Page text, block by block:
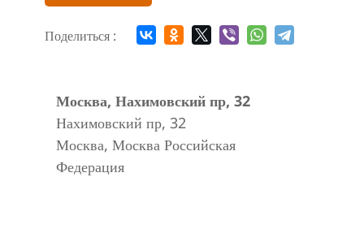
Поделиться :
Москва, Нахимовский пр, 32
Нахимовский пр, 32
Москва, Москва Российская
Федерация